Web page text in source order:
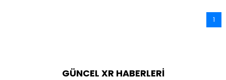
1
GÜNCEL XR HABERLERİ